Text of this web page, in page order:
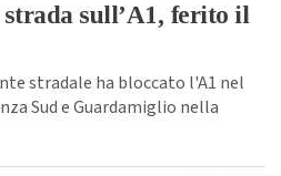
sull’A1, ferito il
stradale ha bloccato l'A1 nel
Sud e Guardamiglio nella